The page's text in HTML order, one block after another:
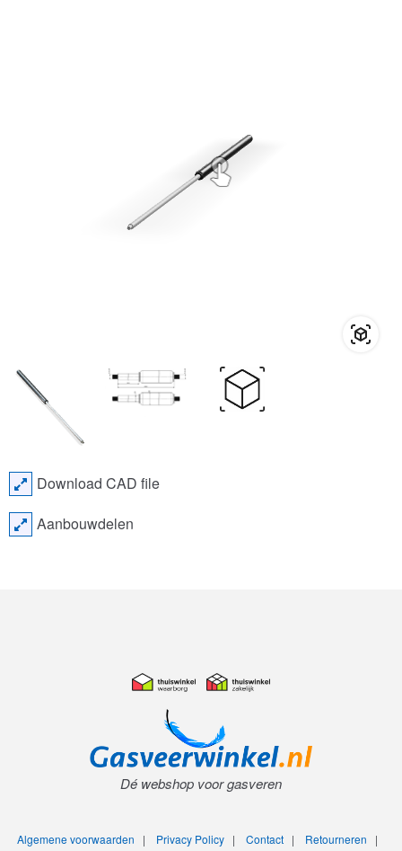
Download CAD file
Aanbouwdelen
Dé webshop voor gasveren
Algemene voorwaarden | Privacy Policy| Contact| Retourneren |